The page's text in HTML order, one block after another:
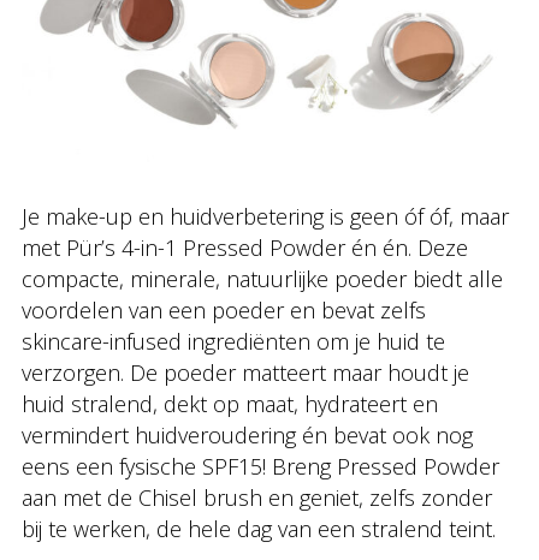
Je make-up en huidverbetering is geen óf óf, maar
met Pür’s 4-in-1 Pressed Powder én én. Deze
compacte, minerale, natuurlijke poeder biedt alle
voordelen van een poeder en bevat zelfs
skincare-infused ingrediënten om je huid te
verzorgen. De poeder matteert maar houdt je
huid stralend, dekt op maat, hydrateert en
vermindert huidveroudering én bevat ook nog
eens een fysische SPF15! Breng Pressed Powder
aan met de Chisel brush en geniet, zelfs zonder
bij te werken, de hele dag van een stralend teint.